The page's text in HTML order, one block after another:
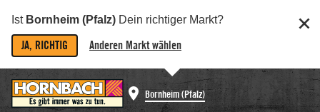
Ist Bornheim (Pfalz) Dein richtiger Markt?
JA, RICHTIG Anderen Markt wählen
Bornheim (Pfalz)